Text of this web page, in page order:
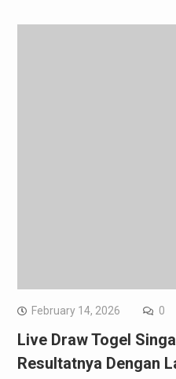
February 14, 2026 0
Live Draw Togel
Resultatnya Dengan